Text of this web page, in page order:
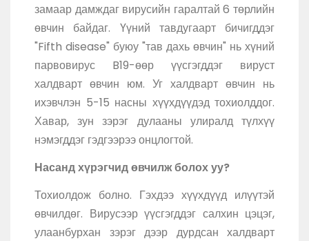
замаар дамждаг вирусийн гаралтай 6 төрлийн
өвчин байдаг. Үүний тавдугаарт бичигддэг
"Fifth disease" буюу "тав дахь өвчин" нь хүний
парвовирус B19-өөр үүсгэгддэг вируст
халдварт өвчин юм. Уг халдварт өвчин нь
ихэвчлэн 5-15 насны хүүхдүүдэд тохиолддог.
Хавар, зун зэрэг дулааны улиралд түлхүү
нэмэгддэг гэдгээрээ онцлогтой.
Насанд хүрэгчид өвчилж болох уу?
Тохиолдож болно. Гэхдээ хүүхдүүд илүүтэй
өвчилдөг. Вирусээр үүсгэгддэг салхин цэцэг,
улаанбурхан зэрэг дээр дурдсан халдварт